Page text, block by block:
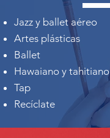
Jazz y ballet aéreo
Artes plásticas
Ballet
Hawaiano y tahitiano
Tap
Recíclate